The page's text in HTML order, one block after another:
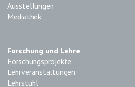
Ausstellungen
Mediathek
Forschung und Lehre
Forschungsprojekte
Lehrveranstaltungen
Lehrstuhl